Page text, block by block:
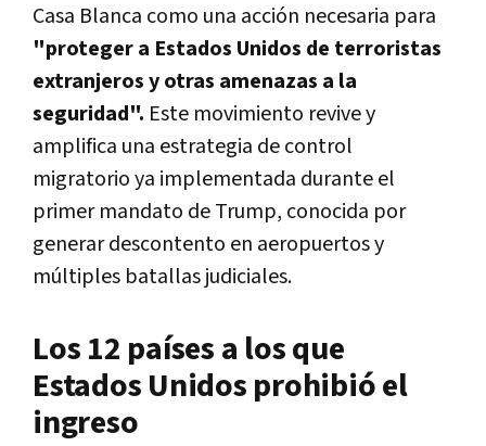
Casa Blanca como una acción necesaria para
"proteger a Estados Unidos de terroristas
extranjeros y otras amenazas a la
seguridad". Este movimiento revive y
amplifica una estrategia de control
migratorio ya implementada durante el
primer mandato de Trump, conocida por
generar descontento en aeropuertos y
múltiples batallas judiciales.
Los 12 países a los que
Estados Unidos prohibió el
ingreso